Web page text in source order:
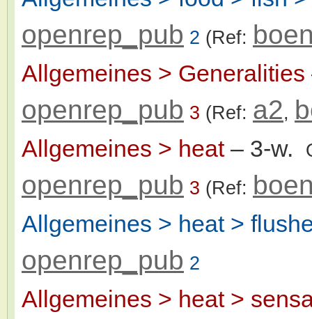
openrep_pub 2 (Ref:
Allgemeines > Generalities
openrep_pub 3 (Ref: a2,
Allgemeines > heat– 3-w.
openrep_pub 3 (Ref:
Allgemeines > heat >
openrep_pub 2
Allgemeines > heat >